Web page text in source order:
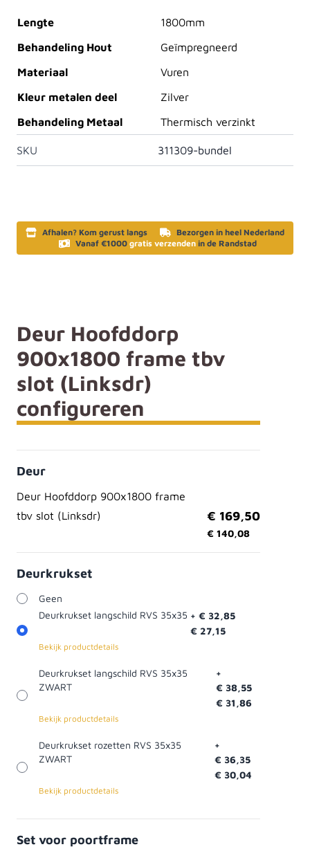
Lengte
1800mm
Behandeling Hout
Geïmpregneerd
Materiaal
Vuren
Kleur metalen deel
Zilver
Behandeling Metaal
Thermisch verzinkt
SKU 311309-bundel
Afhalen? Kom gerust langs
Bezorgen in heel Nederland
Vanaf €1000 gratis verzenden in de Randstad
Deur Hoofddorp
900x1800 frame tbv
slot (Linksdr)
configureren
Deur
Deur Hoofddorp 900x1800 frame
tbv slot (Linksdr)
€ 169,50
€ 140,08
Deurkrukset
Geen
Deurkrukset langschild RVS 35x35 + € 32,85
€ 27,15
Bekijk productdetails
Deurkrukset langschild RVS 35x35
ZWART
+
€ 38,55
€ 31,86
Bekijk productdetails
Deurkrukset rozetten RVS 35x35
ZWART
+
€ 36,35
€ 30,04
Bekijk productdetails
Set voor poortframe